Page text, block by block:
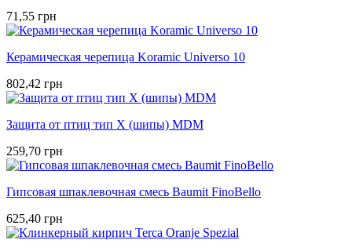
71,55 грн
Керамическая черепица Koramic Universo 10
802,42 грн
Защита от птиц тип Х (шипы) MDM
259,70 грн
Гипсовая шпаклевочная смесь Baumit FinoBello
625,40 грн